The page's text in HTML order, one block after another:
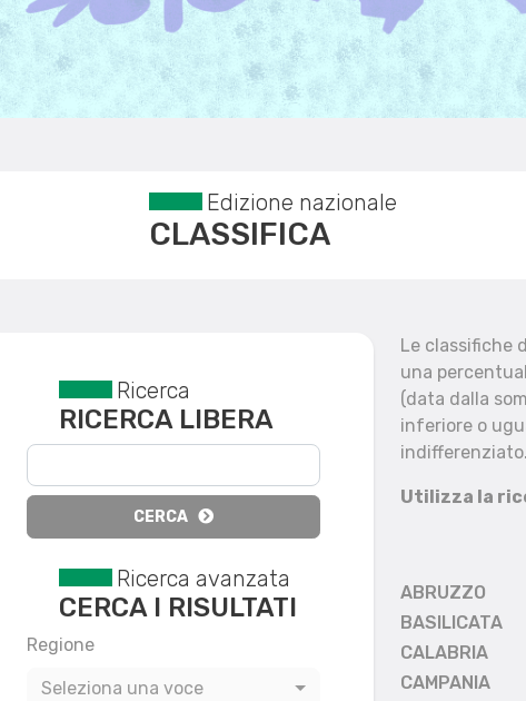
Edizione nazionale
CLASSIFICA
Reset filtri
Ricerca
RICERCA LIBERA
CERCA
Ricerca avanzata
CERCA I RISULTATI
Regione
Seleziona una voce
Le classifiche
una
(data dalla
inferiore o
indifferenziato.
Utilizza la
ABRUZZO
BASILICATA
CALABRIA
CAMPANIA